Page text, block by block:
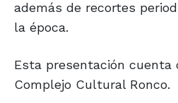
además de recortes
la época.
Esta presentación cuenta
Complejo Cultural Ronco.